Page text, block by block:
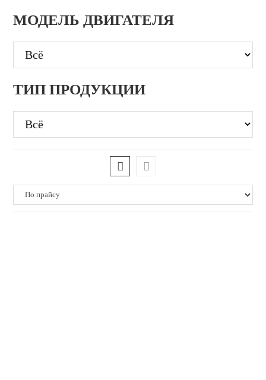
МОДЕЛЬ ДВИГАТЕЛЯ
ТИП ПРОДУКЦИИ